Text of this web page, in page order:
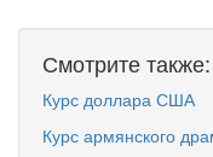
Смотрите также:
Курс доллара США
Курс армянского